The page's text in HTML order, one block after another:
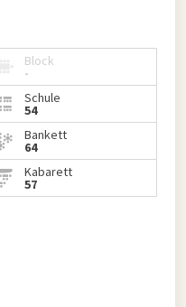
Block
-
Schule
54
Bankett
64
Kabarett
57